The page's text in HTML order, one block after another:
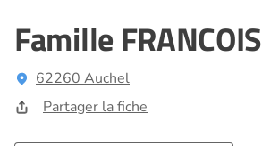
Famille FRANCOIS
62260 Auchel
Partager la fiche